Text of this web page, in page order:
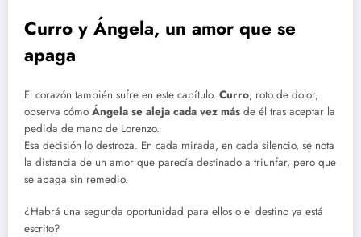
Curro y Ángela, un amor que se
apaga
El corazón también sufre en este capítulo. Curro, roto de dolor,
observa cómo Ángela se aleja cada vez más de él tras aceptar la
pedida de mano de Lorenzo.
Esa decisión lo destroza. En cada mirada, en cada silencio, se nota
la distancia de un amor que parecía destinado a triunfar, pero que
se apaga sin remedio.
¿Habrá una segunda oportunidad para ellos o el destino ya está
escrito?